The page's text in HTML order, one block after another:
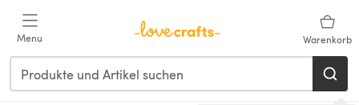
Menu Warenkorb